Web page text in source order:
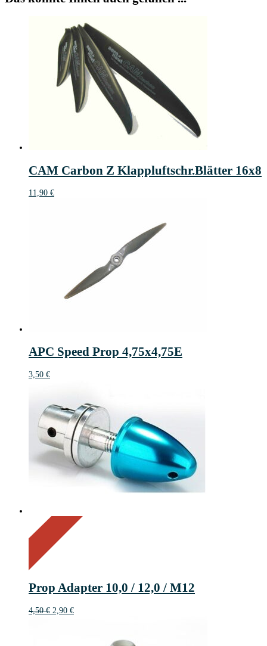
CAM Carbon Z Klappluftschr.Blätter 16x8
11,90 €
APC Speed Prop 4,75x4,75E
3,50 €
On Sale
€
Prop Adapter 10,0 / 12,0 / M12
4,50€ Ursprünglicher
2,90 €Aktueller